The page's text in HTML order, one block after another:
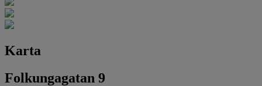
Karta
Folkungagatan 9